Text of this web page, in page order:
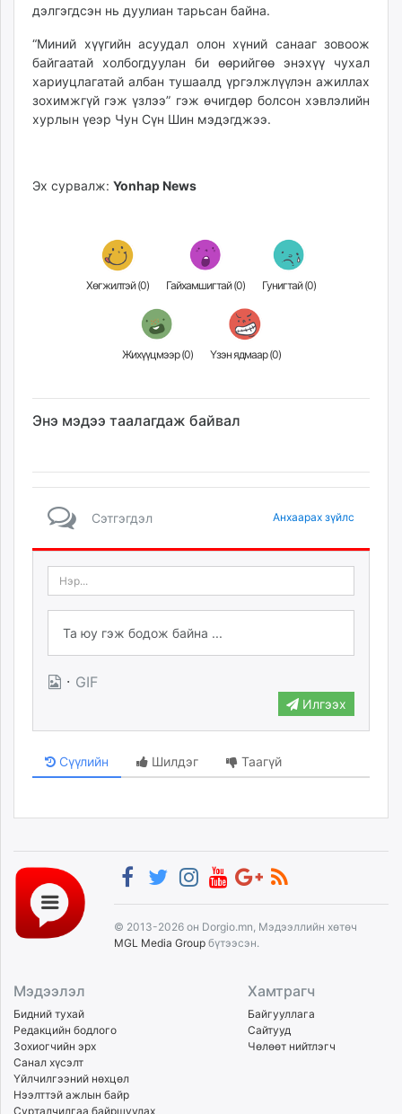
itoim.mn
shuum.mn
times.mn
tvmongolia.mn
mass.mn
toim.mn
дэлгэгдсэн нь дуулиан тарьсан байна.
“Миний хүүгийн асуудал олон хүний санааг зовоож
байгаатай холбогдуулан би өөрийгөө энэхүү чухал
хариуцлагатай албан тушаалд үргэлжлүүлэн ажиллах
зохимжгүй гэж үзлээ” гэж өчигдөр болсон хэвлэлийн
хурлын үеэр Чун Сүн Шин мэдэгджээ.
Эх сурвалж: Yonhap News
Хөгжилтэй (0) Гайхамшигтай (0) Гунигтай (0)
Жихүүцмээр (0) Үзэн ядмаар (0)
Энэ мэдээ таалагдаж байвал
Сэтгэгдэл Анхаарах зүйлс
· GIF
Илгээх
Сүүлийн Шилдэг Таагүй
© 2013-2026 он Dorgio.mn, Мэдээллийн хөтөч
MGL Media Group бүтээсэн.
Мэдээлэл
Бидний тухай
Редакцийн бодлого
Зохиогчийн эрх
Санал хүсэлт
Үйлчилгээний нөхцөл
Нээлттэй ажлын байр
Сурталчилгаа байршуулах
Хамтрагч
Байгууллага
Сайтууд
Чөлөөт нийтлэгч